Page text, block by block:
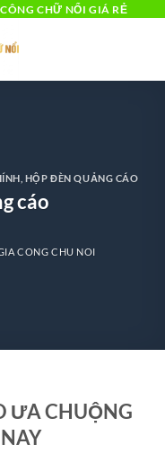
CHỮ NỔI GIÁ RẺ
HỘP ĐÈN QUẢNG CÁO
cáo
CONG CHU NOI
ƯA CHUỘNG